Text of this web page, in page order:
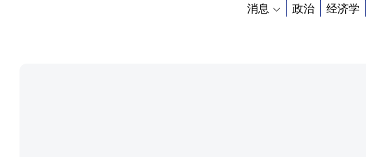
消息 政治 经济学